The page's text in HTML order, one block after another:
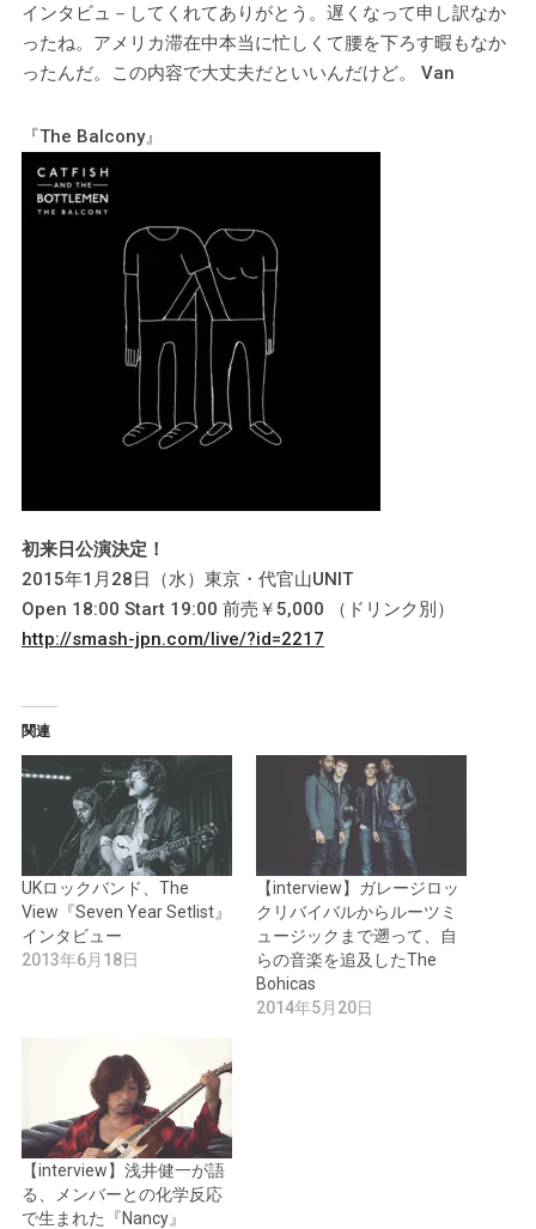
インタビュ－してくれてありがとう。遅くなって申し訳なか
ったね。アメリカ滞在中本当に忙しくて腰を下ろす暇もなか
ったんだ。この内容で大丈夫だといいんだけど。 Van
『The Balcony』
初来日公演決定！
2015年1月28日（水）東京・代官山UNIT
Open 18:00 Start 19:00 前売￥5,000 （ドリンク別）
http://smash-jpn.com/live/?id=2217
関連
UKロックバンド、The
View『Seven Year Setlist』
インタビュー
2013年6月18日
【interview】ガレージロッ
クリバイバルからルーツミ
ュージックまで遡って、自
らの音楽を追及したThe
Bohicas
2014年5月20日
【interview】浅井健一が語
る、メンバーとの化学反応
で生まれた『Nancy』